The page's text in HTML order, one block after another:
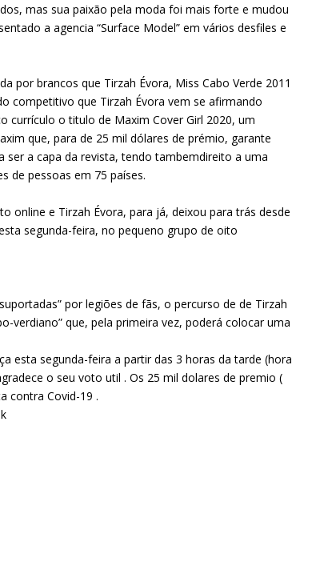
mas sua paixão pela moda foi mais forte e mudou
a agencia “Surface Model” em vários desfiles e
por brancos que Tirzah Évora, Miss Cabo Verde 2011
competitivo que Tirzah Évora vem se afirmando
currículo o titulo de Maxim Cover Girl 2020, um
que, para de 25 mil dólares de prémio, garante
a capa da revista, tendo tambemdireito a uma
de pessoas em 75 países.
online e Tirzah Évora, para já, deixou para trás desde
segunda-feira, no pequeno grupo de oito
por legiões de fãs, o percurso de de Tirzah
verdiano” que, pela primeira vez, poderá colocar uma
esta segunda-feira a partir das 3 horas da tarde (hora
o seu voto util . Os 25 mil dolares de premio (
contra Covid-19 .